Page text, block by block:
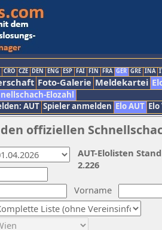
CRO CZE DEN ENG ESP FAI FIN FRA GER GRE INA
Foto-Galerie Meldekartei
Elozahl
AUT Spieler anmelden Elo AUT
offiziellen
Vorname
AUT-Elolisten
2.226